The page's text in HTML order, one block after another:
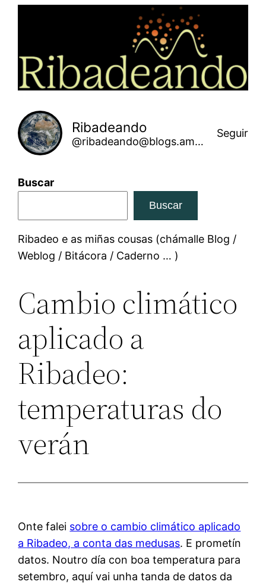
Ribadeando
@ribadeando@blogs.amarinha.gal
Seguir
Buscar
Buscar
Ribadeo e as miñas cousas (chámalle Blog /
Weblog / Bitácora / Caderno … )
Cambio climático
aplicado a
Ribadeo:
temperaturas do
verán
Onte falei sobre o cambio climático aplicado
a Ribadeo, a conta das medusas. E prometín
datos. Noutro día con boa temperatura para
setembro, aquí vai unha tanda de datos da